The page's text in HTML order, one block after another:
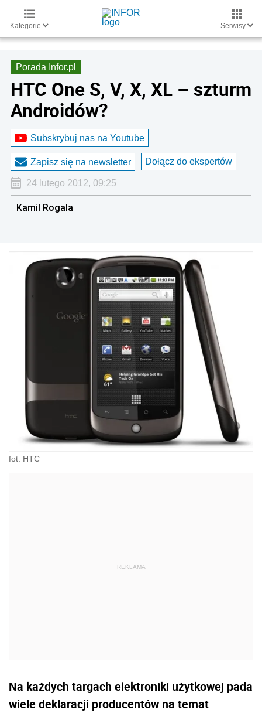
Kategorie Serwisy
Porada Infor.pl
HTC One S, V, X, XL – szturm
Androidów?
Subskrybuj nas na Youtube
Zapisz się na newsletter Dołącz do ekspertów
24 lutego 2012, 09:25
Kamil Rogala
fot. HTC
Na każdych targach elektroniki użytkowej pada
wiele deklaracji producentów na temat